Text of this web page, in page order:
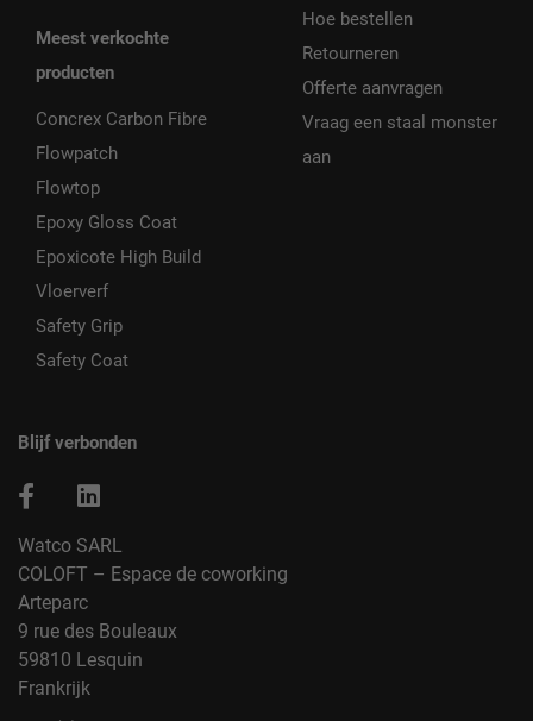
Meest verkochte
producten
Concrex Carbon Fibre
Flowpatch
Flowtop
Epoxy Gloss Coat
Epoxicote High Build
Vloerverf
Safety Grip
Safety Coat
Hoe bestellen
Retourneren
Offerte aanvragen
Vraag een staal monster
aan
Blijf verbonden
Watco SARL
COLOFT – Espace de coworking
Arteparc
9 rue des Bouleaux
59810 Lesquin
Frankrijk